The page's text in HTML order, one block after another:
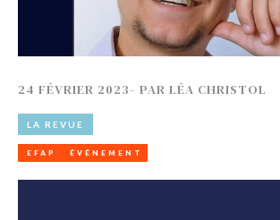
24 FÉVRIER 2023- PAR LÉA CHRISTOL
LA REVUE
EFAP ÉVÉNEMENT